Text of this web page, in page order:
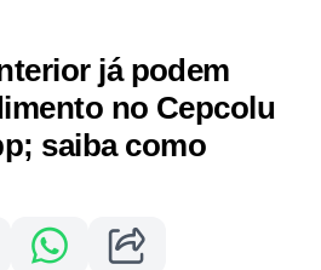
já podem
no Cepcolu
saiba como